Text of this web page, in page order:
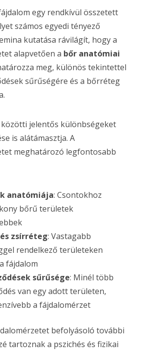
egy rendkívül összetett
számos egyedi tényező
kutatása rávilágít, hogy a
alapvetően a bőr anatómiai
meg, különös tekintettel
sűrűségére és a bőrréteg
jelentős különbségeket
is alátámasztja. A
meghatározó legfontosabb
anatómiája: Csontokhoz
bőrű területek
zsírréteg: Vastagabb
rendelkező területeken
fájdalom
sűrűsége: Minél több
van egy adott területen,
a fájdalomérzet
befolyásoló további
tartoznak a pszichés és fizikai